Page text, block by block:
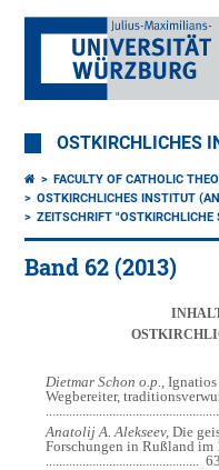
OSTKIRCHLICHES
FACULTY OF CATHOLIC
OSTKIRCHLICHES INSTITUT
ZEITSCHRIFT "OSTKIRCHLICHE
Band 62 (2013)
Dietmar Schon o.p.,
Wegbereiter,
Anatolij A. Alekseev, Die
Forschungen in Rußland im
..............................................
63